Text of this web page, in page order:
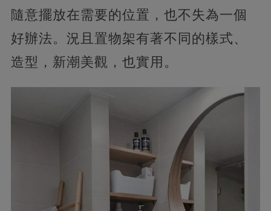
隨意擺放在需要的位置，也不失為一個
好辦法。況且置物架有著不同的樣式、
造型，新潮美觀，也實用。